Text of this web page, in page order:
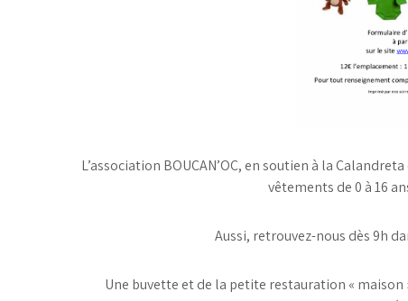
L’association BOUCAN’OC, en soutien à la
vêtements de 0 à 16
Aussi, retrouvez-nous dès 9h
Une buvette et de la petite restauration «